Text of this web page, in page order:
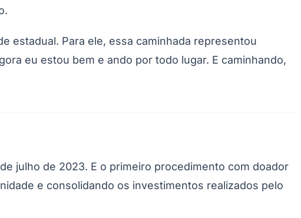
estadual. Para ele, essa caminhada representou
eu estou bem e ando por todo lugar. E caminhando,
julho de 2023. E o primeiro procedimento com doador
e consolidando os investimentos realizados pelo